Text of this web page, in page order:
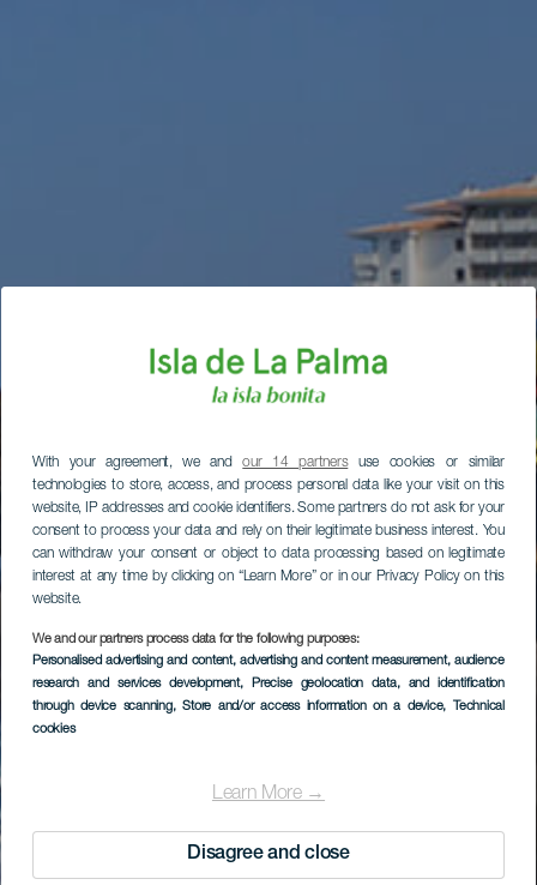
With your agreement, we andour 14 partnersuse cookies or similar
technologies to store, access, and process personal data like your visit on this
website, IP addresses and cookie identifiers. Some partners do not ask for your
consent to process your data and rely on their legitimate business interest. You
can withdraw your consent or object to data processing based on legitimate
interest at any time by clicking on “Learn More” or in our Privacy Policy on this
website.
We and our partners process data for the following purposes:
Personalised advertising and content, advertising and content measurement, audience
research and services development, Precise geolocation data, and identification
through device scanning, Store and/or access information on a device, Technical
cookies
Learn More →
Disagree and close